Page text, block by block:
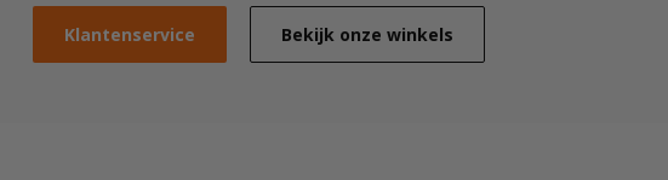
Klantenservice Bekijk onze winkels